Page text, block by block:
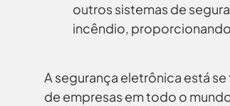
outros sistemas de
incêndio,
A segurança eletrônica está
de empresas em todo o